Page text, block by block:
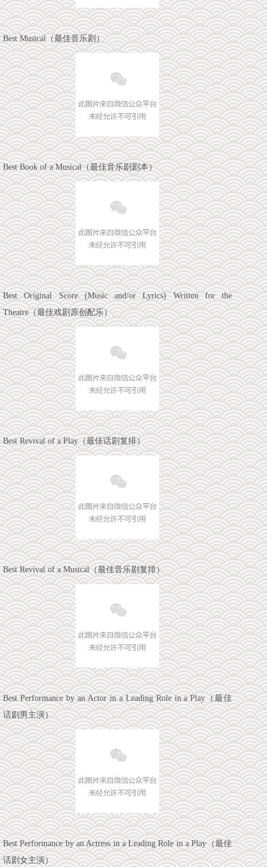
Best Musical（最佳音乐剧）
Best Book of a Musical（最佳音乐剧剧本）
Best Original Score (Music and/or Lyrics) Written for the
Theatre（最佳戏剧原创配乐）
Best Revival of a Play（最佳话剧复排）
Best Revival of a Musical（最佳音乐剧复排）
Best Performance by an Actor in a Leading Role in a Play（最佳
话剧男主演）
Best Performance by an Actress in a Leading Role in a Play（最佳
话剧女主演）